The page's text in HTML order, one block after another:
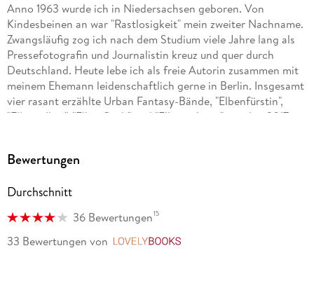
Anno 1963 wurde ich in Niedersachsen geboren. Von
Kindesbeinen an war "Rastlosigkeit" mein zweiter Nachname.
Zwangsläufig zog ich nach dem Studium viele Jahre lang als
Pressefotografin und Journalistin kreuz und quer durch
Deutschland. Heute lebe ich als freie Autorin zusammen mit
meinem Ehemann leidenschaftlich gerne in Berlin. Insgesamt
vier rasant erzählte Urban Fantasy-Bände, "Elbenfürstin",
"Elbensilber", "Elbenfluch" und "Elbenschwur", werden 2017
Bewertungen
Durchschnitt
36 Bewertungen15
33 Bewertungen von